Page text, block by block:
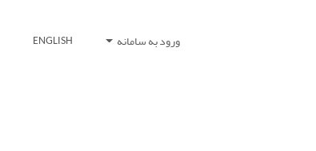
ورود به سامانه ENGLISH